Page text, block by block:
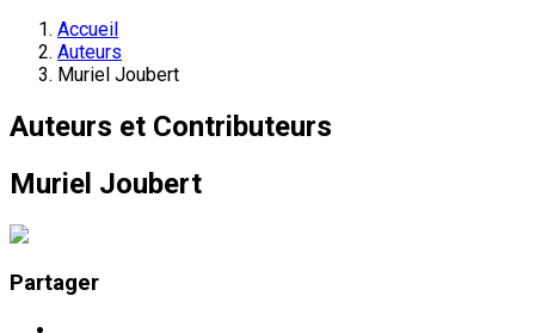
Accueil
Auteurs
Muriel Joubert
Auteurs et Contributeurs
Muriel Joubert
Partager